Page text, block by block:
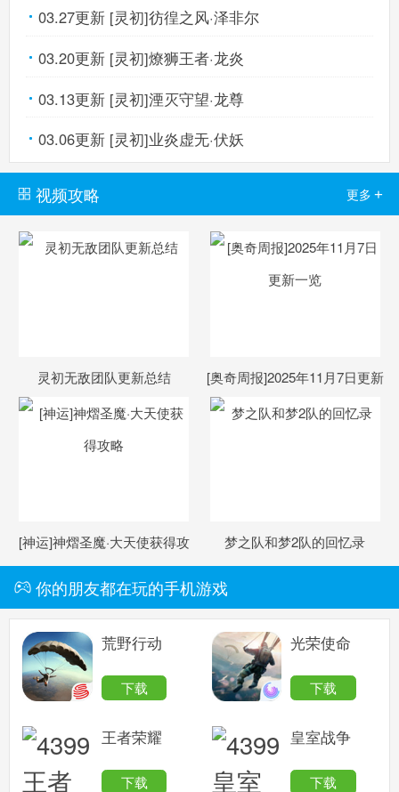
03.27更新 [灵初]彷徨之风·泽非尔
03.20更新 [灵初]燎狮王者·龙炎
03.13更新 [灵初]湮灭守望·龙尊
03.06更新 [灵初]业炎虚无·伏妖
视频攻略 更多 +
灵初无敌团队更新总结
[奥奇周报]2025年11月7日更新
一览
[神运]神熠圣魔·大天使获得攻
梦之队和梦2队的回忆录
你的朋友都在玩的手机游戏
荒野行动
下载
光荣使命
下载
王者荣耀
下载
皇室战争
下载